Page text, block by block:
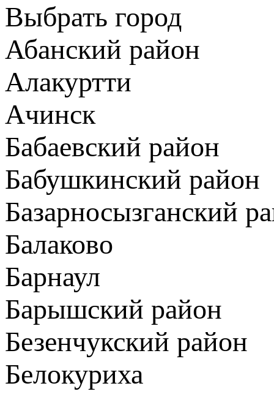
Выбрать город
Абанский район
Алакуртти
Ачинск
Бабаевский район
Бабушкинский район
Базарносызганский
Балаково
Барнаул
Барышский район
Безенчукский район
Белокуриха